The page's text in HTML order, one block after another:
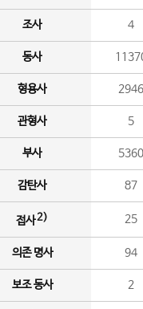
조사 4
동사
형용사 2946
관형사 5
부사 5360
감탄사 87
접사2) 25
의존 명사 94
보조 동사 2